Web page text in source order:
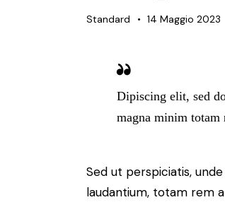
Standard 14 Maggio 2023
Dipiscing elit, sed
magna minim totam
Sed ut perspiciatis,
laudantium, totam rem